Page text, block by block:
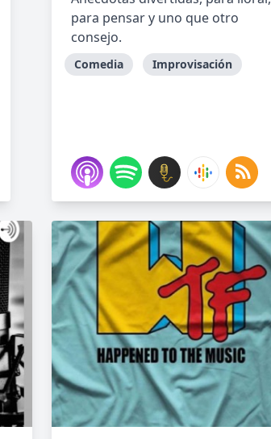
para pensar y uno que otro
consejo.
Comedia Improvisación